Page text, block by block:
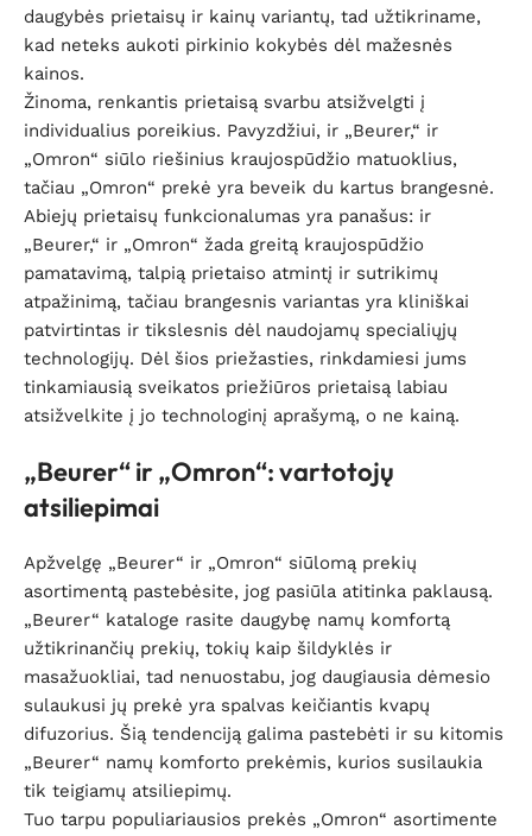
daugybės prietaisų ir kainų variantų, tad užtikriname,
kad neteks aukoti pirkinio kokybės dėl mažesnės
kainos.
Žinoma, renkantis prietaisą svarbu atsižvelgti į
individualius poreikius. Pavyzdžiui, ir „Beurer,“ ir
„Omron“ siūlo riešinius kraujospūdžio matuoklius,
tačiau „Omron“ prekė yra beveik du kartus brangesnė.
Abiejų prietaisų funkcionalumas yra panašus: ir
„Beurer,“ ir „Omron“ žada greitą kraujospūdžio
pamatavimą, talpią prietaiso atmintį ir sutrikimų
atpažinimą, tačiau brangesnis variantas yra kliniškai
patvirtintas ir tikslesnis dėl naudojamų specialiųjų
technologijų. Dėl šios priežasties, rinkdamiesi jums
tinkamiausią sveikatos priežiūros prietaisą labiau
atsižvelkite į jo technologinį aprašymą, o ne kainą.
„Beurer“ ir „Omron“: vartotojų
atsiliepimai
Apžvelgę „Beurer“ ir „Omron“ siūlomą prekių
asortimentą pastebėsite, jog pasiūla atitinka paklausą.
„Beurer“ kataloge rasite daugybę namų komfortą
užtikrinančių prekių, tokių kaip šildyklės ir
masažuokliai, tad nenuostabu, jog daugiausia dėmesio
sulaukusi jų prekė yra spalvas keičiantis kvapų
difuzorius. Šią tendenciją galima pastebėti ir su kitomis
„Beurer“ namų komforto prekėmis, kurios susilaukia
tik teigiamų atsiliepimų.
Tuo tarpu populiariausios prekės „Omron“ asortimente